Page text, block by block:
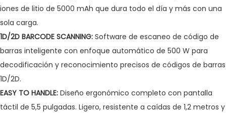
iones de litio de 5000 mAh que dura todo el día y más con una
sola carga.
1D/2D BARCODE SCANNING: Software de escaneo de código de
barras inteligente con enfoque automático de 500 W para
decodificación y reconocimiento precisos de códigos de barras
1D/2D.
EASY TO HANDLE: Diseño ergonómico completo con pantalla
táctil de 5,5 pulgadas. Ligero, resistente a caídas de 1,2 metros y